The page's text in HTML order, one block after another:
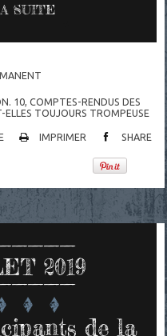
SUITE
10 ,COMPTES-RENDUS DES
ELLES TOUJOURS TROMPEUSE
IMPRIMER SHARE
2019
de la